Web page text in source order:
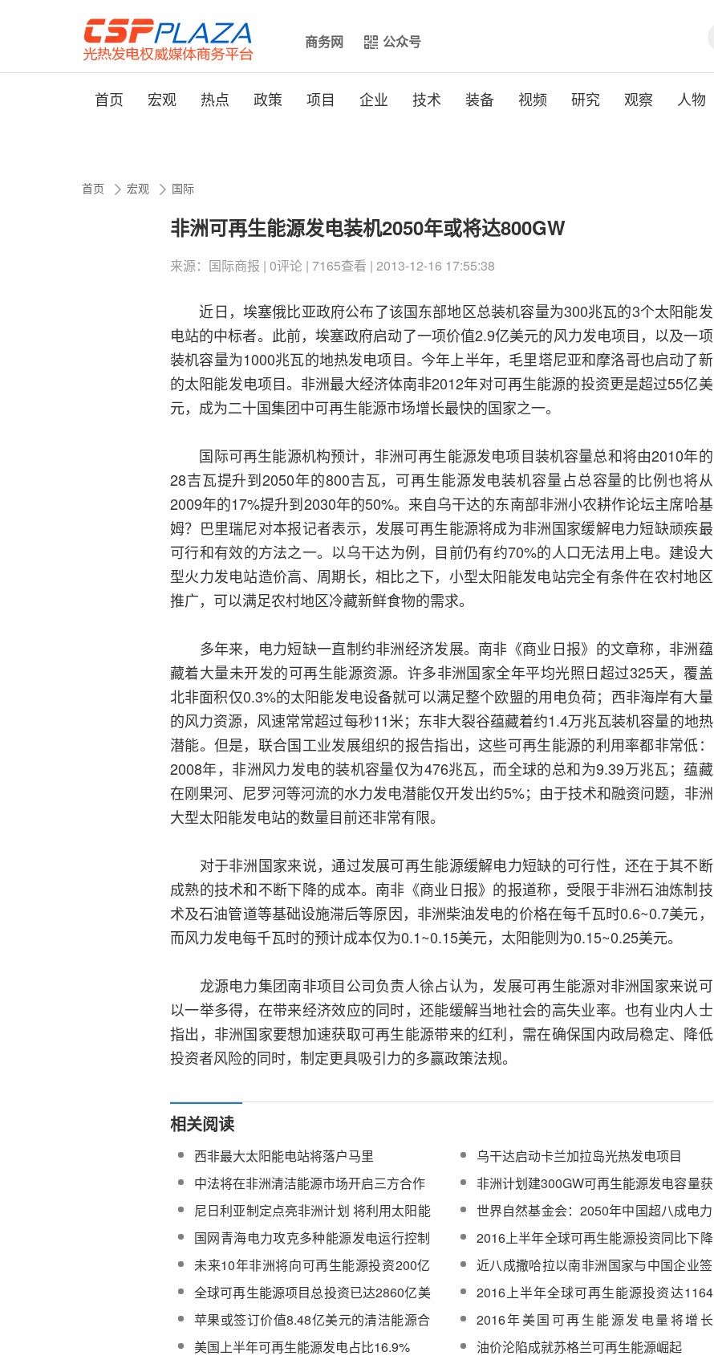
商务网 公众号
首页 宏观 热点 政策 项目 企业 技术 装备 视频 研究 观察 人物
首页 宏观 国际
非洲可再生能源发电装机2050年或将达800GW
来源：国际商报 | 0评论 | 7165查看 | 2013-12-16 17:55:38
近日，埃塞俄比亚政府公布了该国东部地区总装机容量为300兆瓦的3个太阳能发
电站的中标者。此前，埃塞政府启动了一项价值2.9亿美元的风力发电项目，以及一项
装机容量为1000兆瓦的地热发电项目。今年上半年，毛里塔尼亚和摩洛哥也启动了新
的太阳能发电项目。非洲最大经济体南非2012年对可再生能源的投资更是超过55亿美
元，成为二十国集团中可再生能源市场增长最快的国家之一。
国际可再生能源机构预计，非洲可再生能源发电项目装机容量总和将由2010年的
28吉瓦提升到2050年的800吉瓦，可再生能源发电装机容量占总容量的比例也将从
2009年的17%提升到2030年的50%。来自乌干达的东南部非洲小农耕作论坛主席哈基
姆？巴里瑞尼对本报记者表示，发展可再生能源将成为非洲国家缓解电力短缺顽疾最
可行和有效的方法之一。以乌干达为例，目前仍有约70%的人口无法用上电。建设大
型火力发电站造价高、周期长，相比之下，小型太阳能发电站完全有条件在农村地区
推广，可以满足农村地区冷藏新鲜食物的需求。
多年来，电力短缺一直制约非洲经济发展。南非《商业日报》的文章称，非洲蕴
藏着大量未开发的可再生能源资源。许多非洲国家全年平均光照日超过325天，覆盖
北非面积仅0.3%的太阳能发电设备就可以满足整个欧盟的用电负荷；西非海岸有大量
的风力资源，风速常常超过每秒11米；东非大裂谷蕴藏着约1.4万兆瓦装机容量的地热
潜能。但是，联合国工业发展组织的报告指出，这些可再生能源的利用率都非常低：
2008年，非洲风力发电的装机容量仅为476兆瓦，而全球的总和为9.39万兆瓦；蕴藏
在刚果河、尼罗河等河流的水力发电潜能仅开发出约5%；由于技术和融资问题，非洲
大型太阳能发电站的数量目前还非常有限。
对于非洲国家来说，通过发展可再生能源缓解电力短缺的可行性，还在于其不断
成熟的技术和不断下降的成本。南非《商业日报》的报道称，受限于非洲石油炼制技
术及石油管道等基础设施滞后等原因，非洲柴油发电的价格在每千瓦时0.6~0.7美元，
而风力发电每千瓦时的预计成本仅为0.1~0.15美元，太阳能则为0.15~0.25美元。
龙源电力集团南非项目公司负责人徐占认为，发展可再生能源对非洲国家来说可
以一举多得，在带来经济效应的同时，还能缓解当地社会的高失业率。也有业内人士
指出，非洲国家要想加速获取可再生能源带来的红利，需在确保国内政局稳定、降低
投资者风险的同时，制定更具吸引力的多赢政策法规。
相关阅读
西非最大太阳能电站将落户马里
乌干达启动卡兰加拉岛光热发电项目
中法将在非洲清洁能源市场开启三方合作
非洲计划建300GW可再生能源发电容量获
多国注资
尼日利亚制定点亮非洲计划 将利用太阳能
解决电力供应问题
世界自然基金会：2050年中国超八成电力
或来自可再生能源
国网青海电力攻克多种能源发电运行控制
技术
2016上半年全球可再生能源投资同比下降
23%
未来10年非洲将向可再生能源投资200亿
美元
近八成撒哈拉以南非洲国家与中国企业签
订电力项目合约
全球可再生能源项目总投资已达2860亿美
元
2016上半年全球可再生能源投资达1164
亿美元 同比减少23％
苹果或签订价值8.48亿美元的清洁能源合
同
2016年美国可再生能源发电量将增长
11.3%
美国上半年可再生能源发电占比16.9%
油价沦陷成就苏格兰可再生能源崛起